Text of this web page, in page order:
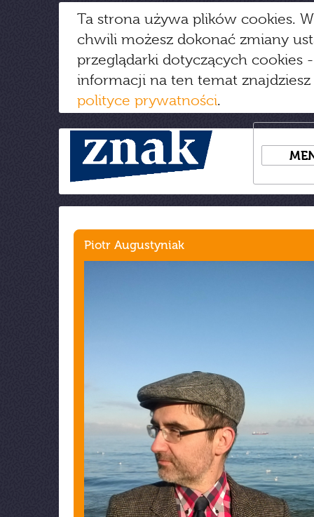
Ta strona używa plików cookies.
chwili możesz dokonać zmiany
przeglądarki dotyczących cookies
informacji na ten temat
polityce prywatności.
Piotr Augustyniak